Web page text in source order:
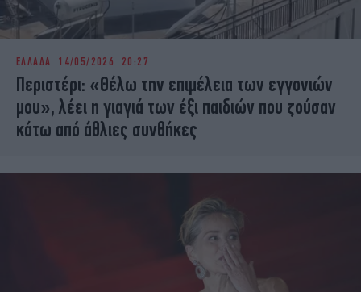
ΕΛΛΑΔΑ 14/05/2026 20:27
Περιστέρι: «Θέλω την επιμέλεια των εγγονιών
μου», λέει η γιαγιά των έξι παιδιών που ζούσαν
κάτω από άθλιες συνθήκες